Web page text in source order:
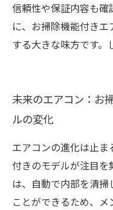
信頼性や保証内容も確
に、お掃除機能付き
する大きな味方です。
未来のエアコン：お
ルの変化
エアコンの進化は止
付きのモデルが注目
は、自動で内部を清
ことができるため、